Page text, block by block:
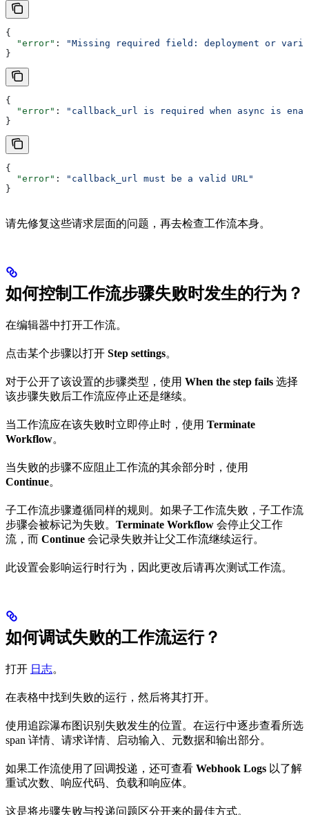
{
  "error"
:
"Missing required field: deployment or
}
{
  "error"
:
"callback_url is required when async is
}
{
  "error"
:
"callback_url must be a valid URL"
}
请先修复这些请求层面的问题，再去检查工作流本身。
如何控制工作流步骤失败时发生的行为？
在编辑器中打开工作流。
点击某个步骤以打开 Step settings。
对于公开了该设置的步骤类型，使用 When the step fails 选择
该步骤失败后工作流应停止还是继续。
当工作流应在该失败时立即停止时，使用 Terminate
Workflow。
当失败的步骤不应阻止工作流的其余部分时，使用
Continue。
子工作流步骤遵循同样的规则。如果子工作流失败，子工作流
步骤会被标记为失败。 Terminate Workflow 会停止父工作
流，而 Continue 会记录失败并让父工作流继续运行。
此设置会影响运行时行为，因此更改后请再次测试工作流。
如何调试失败的工作流运行？
打开 日志。
在表格中找到失败的运行，然后将其打开。
使用追踪瀑布图识别失败发生的位置。在运行中逐步查看所选
span 详情、请求详情、启动输入、元数据和输出部分。
如果工作流使用了回调投递，还可查看 Webhook Logs 以了解
重试次数、响应代码、负载和响应体。
这是将步骤失败与投递问题区分开来的最佳方式。